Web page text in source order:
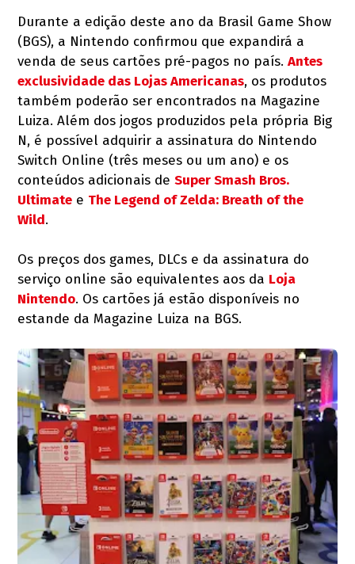
Durante a edição deste ano da Brasil Game Show
(BGS), a Nintendo confirmou que expandirá a
venda de seus cartões pré-pagos no país.Antes
exclusividade das Lojas Americanas, os produtos
também poderão ser encontrados na Magazine
Luiza. Além dos jogos produzidos pela própria Big
N, é possível adquirir a assinatura do Nintendo
Switch Online (três meses ou um ano) e os
conteúdos adicionais deSuper Smash Bros.
Ultimate e The Legend of Zelda: Breath of the
Wild.
Os preços dos games, DLCs e da assinatura do
serviço online são equivalentes aos da Loja
Nintendo. Os cartões já estão disponíveis no
estande da Magazine Luiza na BGS.